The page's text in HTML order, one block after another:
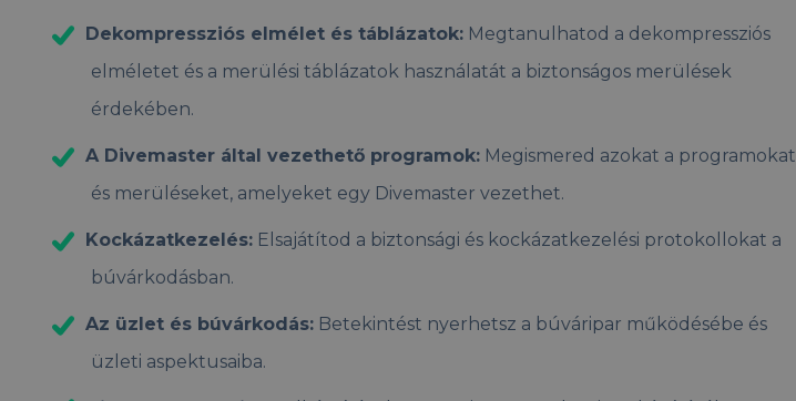
Dekompressziós elmélet és táblázatok: Megtanulhatod a dekompressziós
elméletet és a merülési táblázatok használatát a biztonságos merülések
érdekében.
A Divemaster által vezethető programok: Megismered azokat a programokat
és merüléseket, amelyeket egy Divemaster vezethet.
Kockázatkezelés: Elsajátítod a biztonsági és kockázatkezelési protokollokat a
búvárkodásban.
Az üzlet és búvárkodás: Betekintést nyerhetsz a búváripar működésébe és
üzleti aspektusaiba.